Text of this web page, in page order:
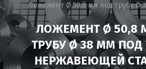
Ложемент Ø 50,8 мм под трубу Ø
ЛОЖЕМЕНТ Ø 50,8
ТРУБУ Ø 38 ММ ПОД
НЕРЖАВЕЮЩЕЙ